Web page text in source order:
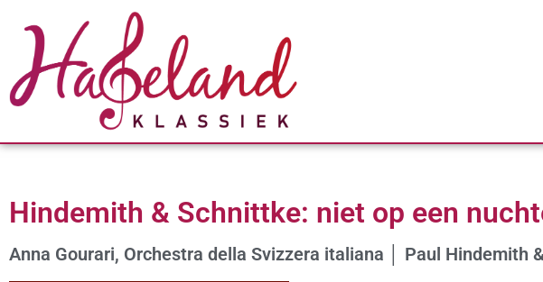
Hindemith & Schnittke: niet op een
Anna Gourari, Orchestra della Svizzera italiana │ Paul Hindemith